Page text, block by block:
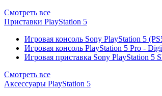
Смотреть все
Приставки PlayStation 5
Игровая консоль Sony PlayStation 5
Игровая консоль PlayStation 5 Pro -
Игровая приставка Sony PlayStation 5
Смотреть все
Аксессуары PlayStation 5